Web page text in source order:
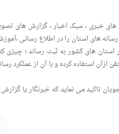
خبری ، سبک اخبار ، گزارش های
های استان را در اطلاع رسانی
استان های کشور به ثبت رساند ؛
استفاده کرده و با آن از عملکرد
تاکید می نماید که خبرنگار یا